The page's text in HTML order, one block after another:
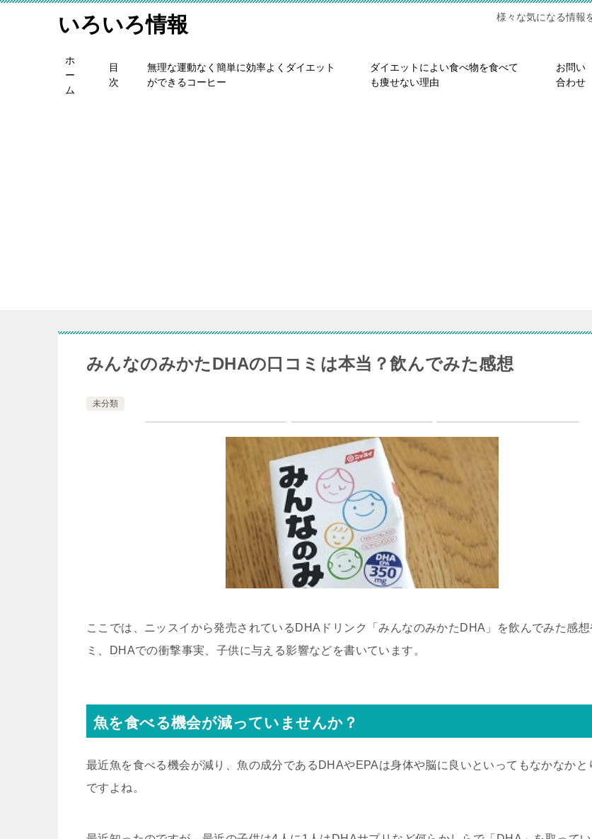
いろいろ情報 様々な気になる情報
ホ
ー
ム
目
次
無理な運動なく簡単に効率よくダイエット
ができるコーヒー
ダイエットによい食べ物を食べて
も痩せない理由
お問い
合わせ
みんなのみかたDHAの口コミは本当？飲んでみた感想
未分類
ここでは、ニッスイから発売されているDHAドリンク「みんなのみかたDHA」を飲んでみた感想
ミ、DHAでの衝撃事実、子供に与える影響などを書いています。
魚を食べる機会が減っていませんか？
最近魚を食べる機会が減り、魚の成分であるDHAやEPAは身体や脳に良いといってもなかなかと
ですよね。